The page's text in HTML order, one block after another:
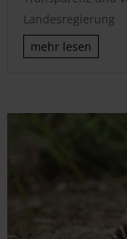
Landesregierung
mehr lesen